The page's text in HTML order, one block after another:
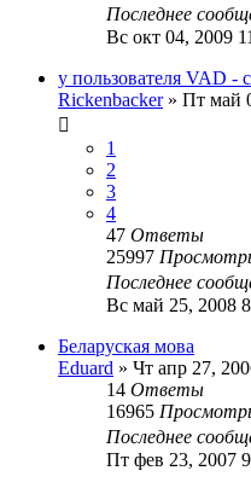
Последнее
Вс окт 04, 2009
у пользователя VAD -
Rickenbacker» Пт май
1
2
3
4
47 Ответы
25997
Последнее
Вс май 25, 2008
Беларуская мова
Eduard » Чт апр 27,
14 Ответы
16965
Последнее
Пт фев 23, 2007